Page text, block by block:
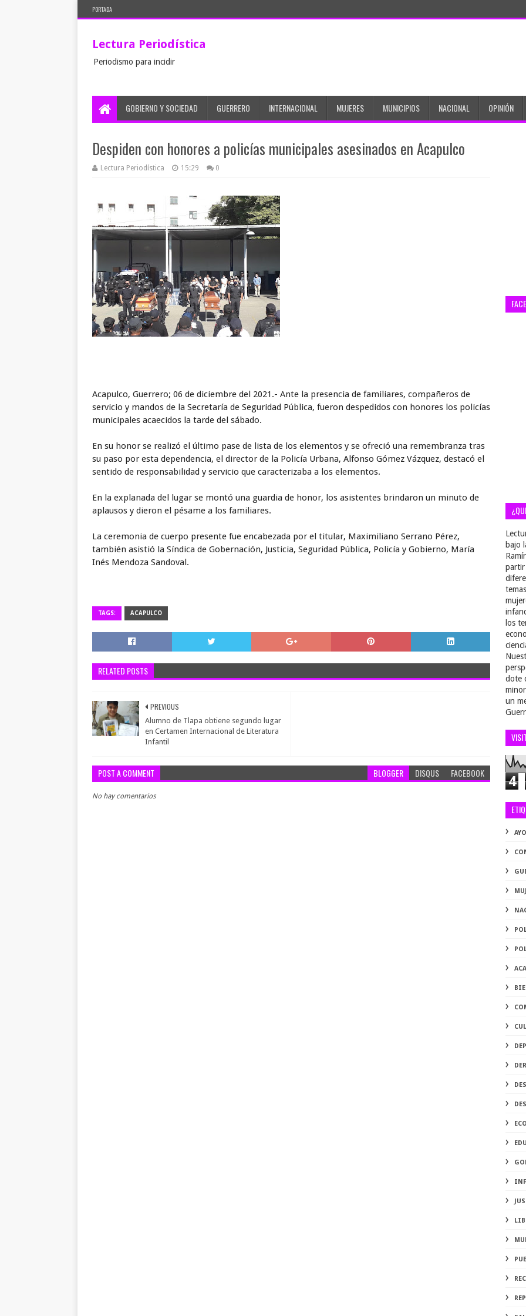
PORTADA
Lectura Periodística
Periodismo para incidir
GOBIERNO Y SOCIEDAD GUERRERO INTERNACIONAL MUJERES MUNICIPIOS NACIONAL OPINIÓN
Despiden con honores a policías municipales asesinados en Acapulco
Lectura Periodística 15:29 0
Acapulco, Guerrero; 06 de diciembre del 2021.- Ante la presencia de familiares, compañeros de
servicio y mandos de la Secretaría de Seguridad Pública, fueron despedidos con honores los policías
municipales acaecidos la tarde del sábado.
En su honor se realizó el último pase de lista de los elementos y se ofreció una remembranza tras
su paso por esta dependencia, el director de la Policía Urbana, Alfonso Gómez Vázquez, destacó el
sentido de responsabilidad y servicio que caracterizaba a los elementos.
En la explanada del lugar se montó una guardia de honor, los asistentes brindaron un minuto de
aplausos y dieron el pésame a los familiares.
La ceremonia de cuerpo presente fue encabezada por el titular, Maximiliano Serrano Pérez,
también asistió la Síndica de Gobernación, Justicia, Seguridad Pública, Policía y Gobierno, María
Inés Mendoza Sandoval.
TAGS: ACAPULCO
RELATED POSTS
PREVIOUS
Alumno de Tlapa obtiene segundo lugar
en Certamen Internacional de Literatura
Infantil
POST A COMMENT BLOGGER DISQUS FACEBOOK
No hay comentarios
bajo
partir
los
dote
un
4